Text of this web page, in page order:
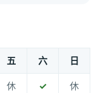
五 六 日
休 ✓ 休